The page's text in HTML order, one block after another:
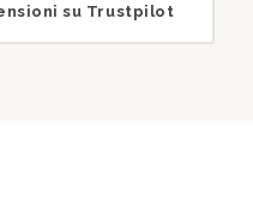
su Trustpilot